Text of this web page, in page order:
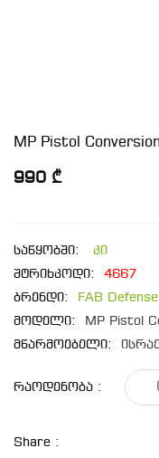
MP Pistol
990 ₾
საწყობში:
კი
შტრიხკოდი:
4667
ბრენდი:
FAB Defense
მოდელი:
MP Pistol
მწარმოებელი:
Რაოდენობა :
Share :